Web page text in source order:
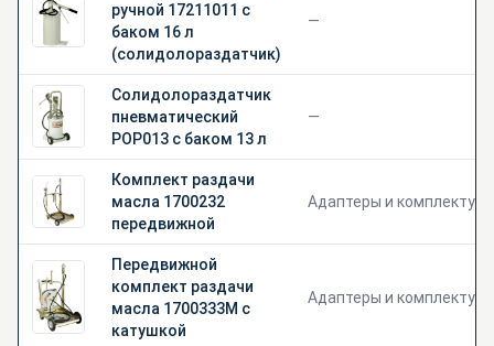
ручной 17211011 с
баком 16 л
(солидолораздатчик)
—
Солидолораздатчик
пневматический
POP013 с баком 13 л
—
Комплект раздачи
масла 1700232
передвижной
Адаптеры и
Передвижной
комплект раздачи
масла 1700333М с
катушкой
Адаптеры и